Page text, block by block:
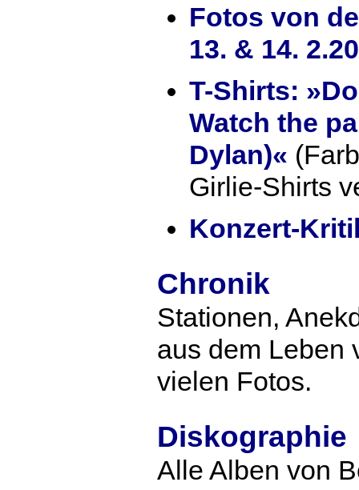
Fotos von
13. & 14.
T-Shirts:
Watch the
Dylan)«
Girlie-Shirts
Konzert-
Chronik
Stationen,
aus dem Leben
vielen Fotos.
Diskographie
Alle Alben von